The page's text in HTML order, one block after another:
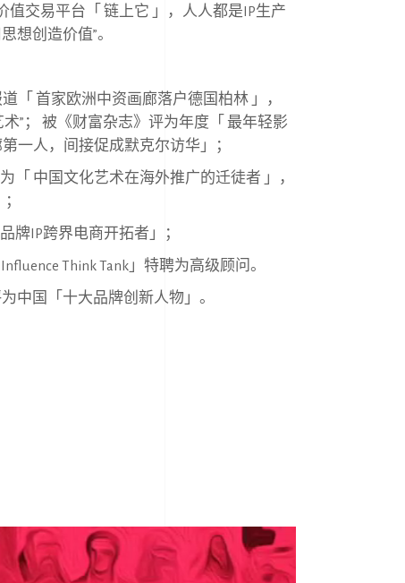
值交易平台「 链上它 」，⼈⼈都是IP⽣产
思想创造价值”。
「 ⾸家欧洲中资画廊落户德国柏林 」，
术” ； 被《财富杂志》评为年度「 最年轻影
⼀⼈，间接促成默克尔访华」；
「 中国⽂化艺术在海外推⼴的迁徒者 」，
牌IP跨界电商开拓者」；
Think Tank 」特聘为⾼级顾问。
为中国「⼗⼤品牌创新⼈物」。